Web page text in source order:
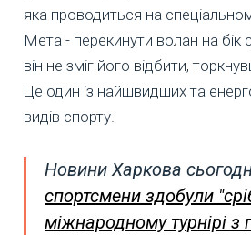
яка проводиться на
Мета - перекинути волан на бік
він не зміг його відбити,
Це один із найшвидших та
видів спорту.
Новини Харкова
спортсмени здобули
міжнародному турнірі з